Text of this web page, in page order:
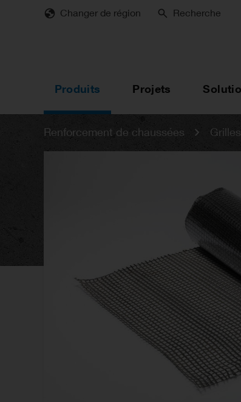
Changer de région Recherche
Produits Projets
Renforcement de chaussées